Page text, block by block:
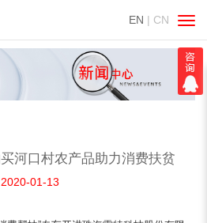
EN | CN
切
换
导
航
河口村农产品助力消费扶贫
2020-01-13